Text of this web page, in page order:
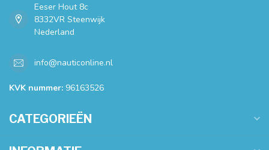
Eeser Hout 8c
8332VR Steenwijk
Nederland
info@nauticonline.nl
KVK nummer: 96163526
CATEGORIEËN